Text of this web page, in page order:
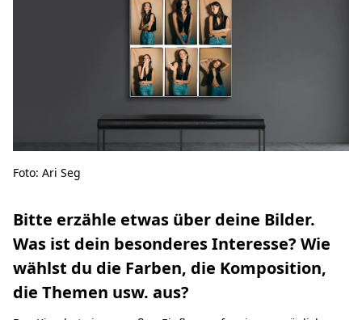
Foto: Ari Seg
Bitte erzähle etwas über deine Bilder.
Was ist dein besonderes Interesse? Wie
wählst du die Farben, die Komposition,
die Themen usw. aus?